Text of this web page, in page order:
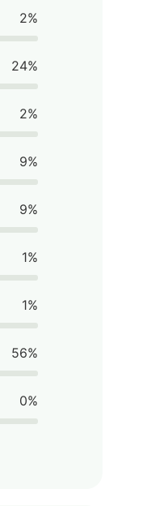
2%
24%
2%
9%
9%
1%
1%
56%
0%